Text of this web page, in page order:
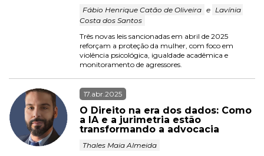
Fábio Henrique Catão de Oliveira e Lavínia
Costa dos Santos
Três novas leis sancionadas em abril de 2025
reforçam a proteção da mulher, com foco em
violência psicológica, igualdade acadêmica e
monitoramento de agressores.
17.abr.2025
O Direito na era dos dados: Como
a IA e a jurimetria estão
transformando a advocacia
Thales Maia Almeida